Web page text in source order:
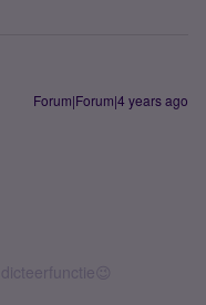
Forum|Forum|4 years ago